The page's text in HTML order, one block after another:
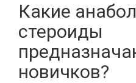
Какие
стероиды
новичков?